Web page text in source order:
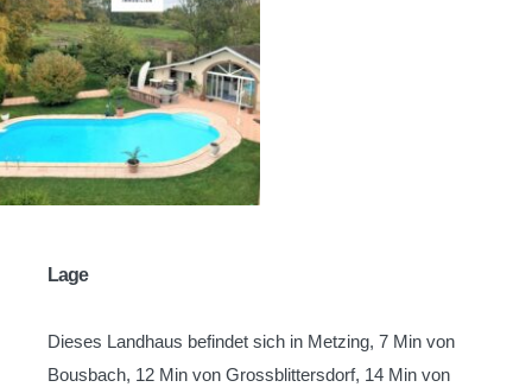
Lage
Dieses Landhaus befindet sich in Metzing, 7 Min von
Bousbach, 12 Min von Grossblittersdorf, 14 Min von